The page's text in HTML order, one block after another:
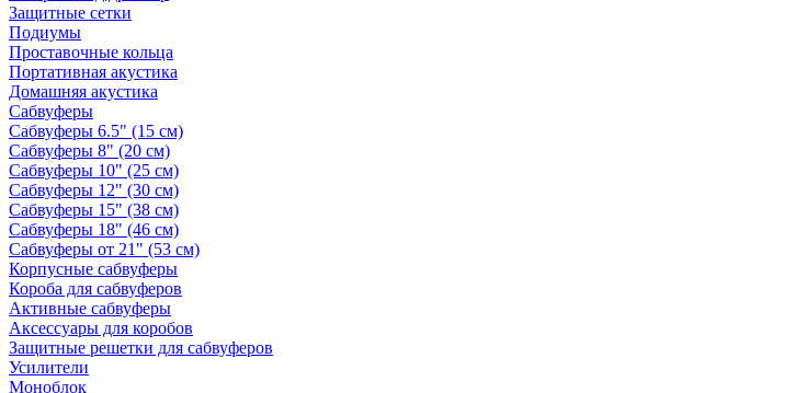
Защитные сетки
Подиумы
Проставочные кольца
Портативная акустика
Домашняя акустика
Сабвуферы
Сабвуферы 6.5" (15 см)
Сабвуферы 8" (20 см)
Сабвуферы 10" (25 см)
Сабвуферы 12" (30 см)
Сабвуферы 15" (38 см)
Сабвуферы 18" (46 см)
Сабвуферы от 21" (53 см)
Корпусные сабвуферы
Короба для сабвуферов
Активные сабвуферы
Аксессуары для коробов
Защитные решетки для сабвуферов
Усилители
Моноблок